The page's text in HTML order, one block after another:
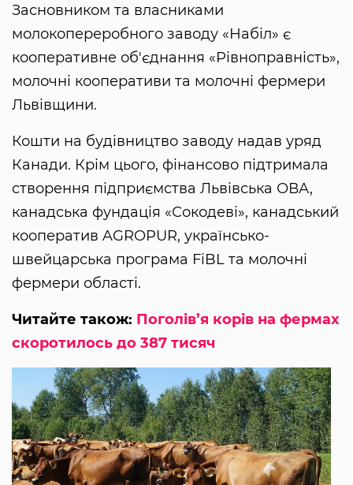
Засновником та власниками
молокопереробного заводу «Набіл» є
кооперативне об'єднання «Рівноправність»,
молочні кооперативи та молочні фермери
Львівщини.
Кошти на будівництво заводу надав уряд
Канади. Крім цього, фінансово підтримала
створення підприємства Львівська ОВА,
канадська фундація «Сокодеві», канадський
кооператив AGROPUR, українсько-
швейцарська програма FiBL та молочні
фермери області.
Читайте також: Поголів’я корів на фермах
скоротилось до 387 тисяч